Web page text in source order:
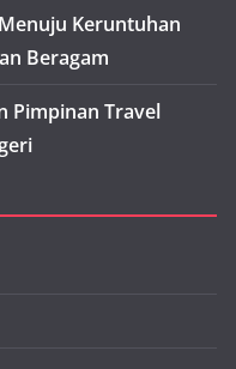
Keruntuhan
Beragam
Pimpinan Travel